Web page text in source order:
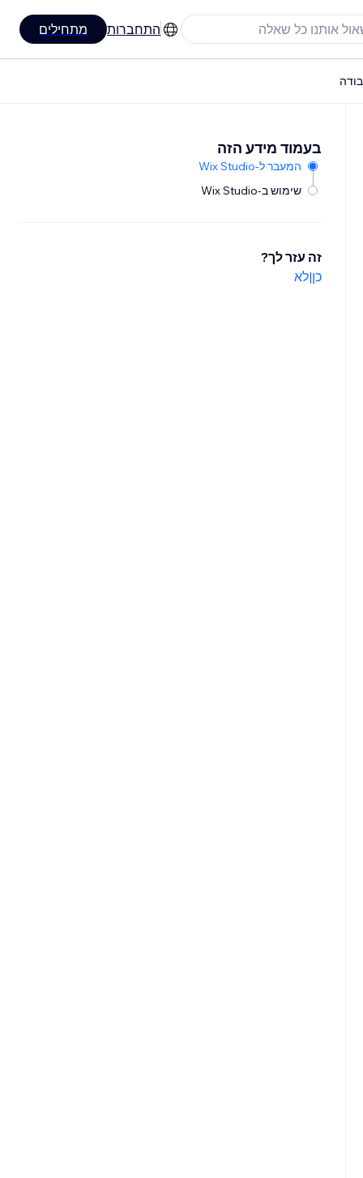
התחברות מתחילים
בעמוד מידע הזה
המעבר ל-Wix Studio
שימוש ב-Wix Studio
זה עזר לך?
כן|לא